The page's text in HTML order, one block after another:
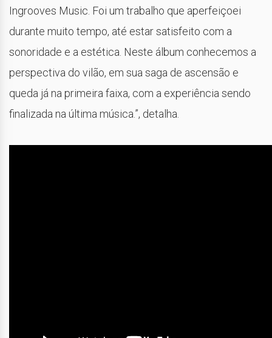
Ingrooves Music. Foi um trabalho que aperfeiçoei
durante muito tempo, até estar satisfeito com a
sonoridade e a estética. Neste álbum conhecemos a
perspectiva do vilão, em sua saga de ascensão e
queda já na primeira faixa, com a experiência sendo
finalizada na última música.”, detalha.